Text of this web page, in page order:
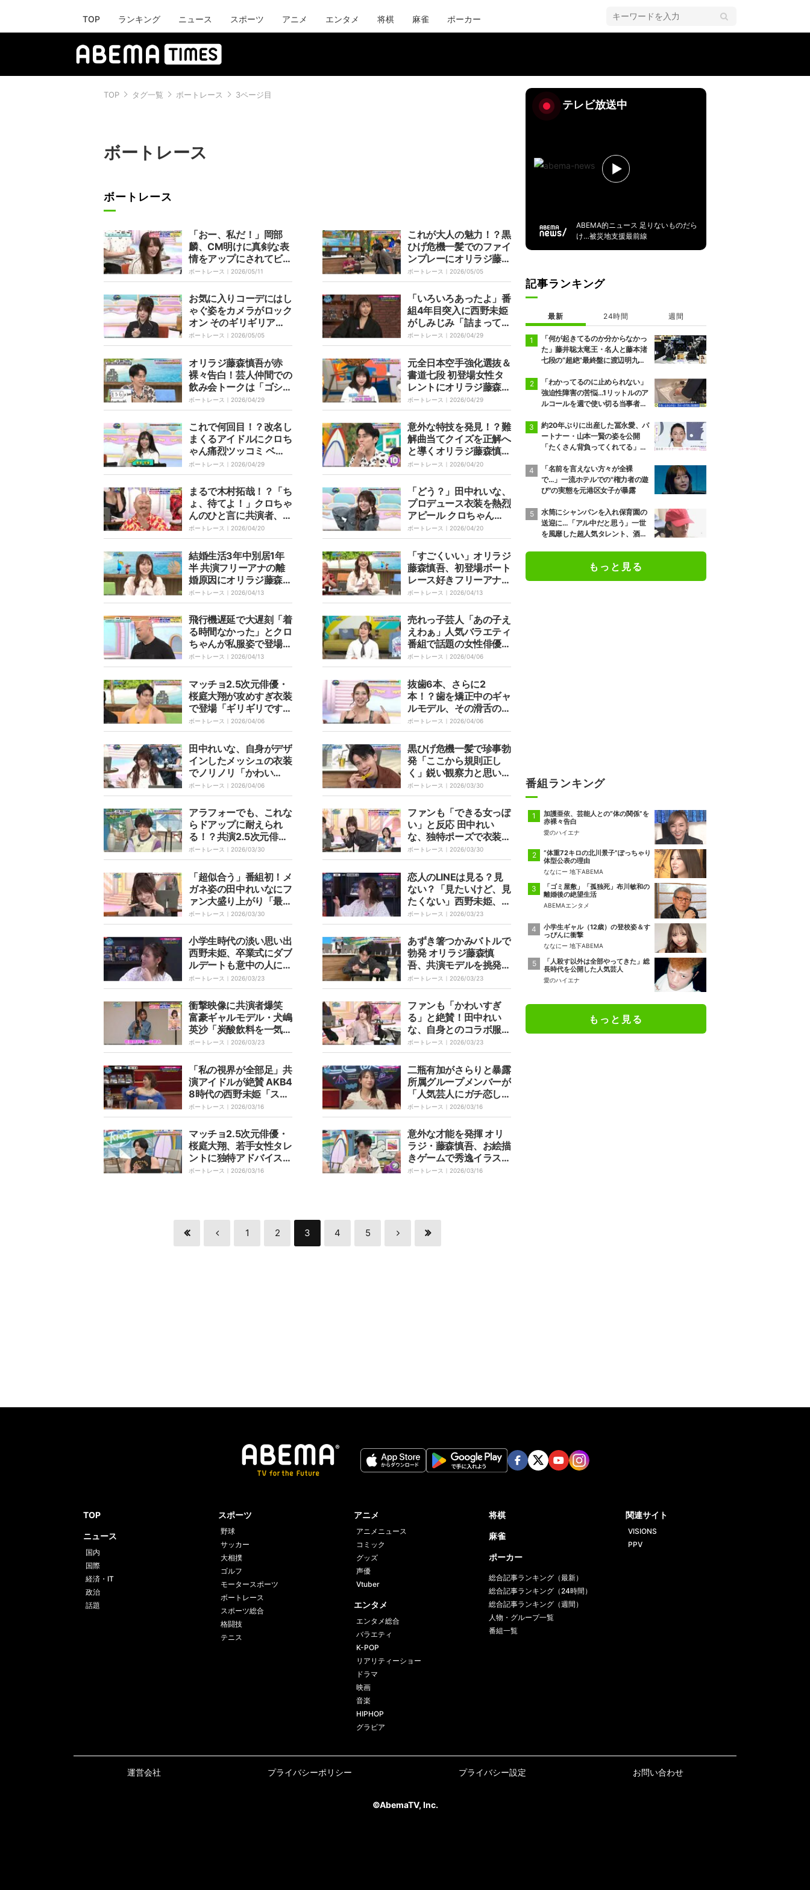
TOP ランキング ニュース スポーツ アニメ エンタメ 将棋 麻雀 ポーカー
TOP タグ一覧 ボートレース 3ページ目
ボートレース
ボートレース
「おー、私だ！」岡部
麟、CM明けに真剣な表
情をアップにされてビッ
クリ ファン「素敵な横
顔」
ボートレース｜ 2026/05/11
これが大人の魅力！？黒
ひげ危機一髪でのファイ
ンプレーにオリラジ藤森
慎吾ドヤ顔「40歳にし
か出せない味だぜ」
ボートレース｜ 2026/05/05
お気に入りコーデにはし
ゃぐ姿をカメラがロック
オン そのギリギリアン
グルに田中れいな「やば
くない？」
ボートレース｜ 2026/05/05
「いろいろあったよ」番
組4年目突入に西野未姫
がしみじみ「詰まってる
のよ。私の人生みたいな
ものが」
ボートレース｜ 2026/04/29
オリラジ藤森慎吾が赤
裸々告白！芸人仲間での
飲み会トークは「ゴシッ
プの話」
ボートレース｜ 2026/04/29
元全日本空手強化選抜＆
書道七段 初登場女性タ
レントにオリラジ藤森慎
吾も興味津々「文武両道
的なことを…」
ボートレース｜ 2026/04/29
これで何回目！？改名し
まくるアイドルにクロち
ゃん痛烈ツッコミ ベテ
ラン芸人も「犯罪おかし
てないのに？」
ボートレース｜ 2026/04/29
意外な特技を発見！？難
解曲当てクイズを正解へ
と導くオリラジ藤森慎吾
の笛ラムネ演奏「上手す
ぎる」
ボートレース｜ 2026/04/20
まるで木村拓哉！？「ち
ょ、待てよ！」クロちゃ
んのひと言に共演者、手
を叩いて大ウケ「全部飛
んだよ、今ので」
ボートレース｜ 2026/04/20
「どう？」田中れいな、
プロデュース衣装を熱烈
アピール クロちゃん
「今日のは特にかわいく
ない？」
ボートレース｜ 2026/04/20
結婚生活3年中別居1年
半 共演フリーアナの離
婚原因にオリラジ藤森慎
吾「夫婦っていろいろあ
りますから」
ボートレース｜ 2026/04/13
「すごくいい」オリラジ
藤森慎吾、初登場ボート
レース好きフリーアナの
特技「360度開脚」に
感心 ファンも「どうな
ってんだ」
ボートレース｜ 2026/04/13
飛行機遅延で大遅刻「着
る時間なかった」とクロ
ちゃんが私服姿で登場も
「地味」「クロちゃんぽ
くない」
ボートレース｜ 2026/04/13
売れっ子芸人「あの子え
えわぁ」人気バラエティ
番組で話題の女性俳優登
場でオリラジ藤森慎吾が
暴露
ボートレース｜ 2026/04/06
マッチョ2.5次元俳優・
桜庭大翔が攻めすぎ衣装
で登場「ギリギリです
わ」ファンも「パツパ
ツ」「筋肉すごい」とび
っくり
ボートレース｜ 2026/04/06
抜歯6本、さらに2
本！？歯を矯正中のギャ
ルモデル、その滑舌の悪
さにクロちゃん「ボビー
がしゃべってるのとあん
まり変わんない」
ボートレース｜ 2026/04/06
田中れいな、自身がデザ
インしたメッシュの衣装
でノリノリ「かわい
い！」「似合ってる」と
共演者絶賛
ボートレース｜ 2026/04/06
黒ひげ危機一髪で珍事勃
発「ここから規則正し
く」鋭い観察力と思いき
やオリラジ藤森慎吾まさ
かの不発で「うそだ
ろ！？」
ボートレース｜ 2026/03/30
アラフォーでも、これな
らドアップに耐えられ
る！？共演2.5次元俳優
の裏技にオリラジ・藤森
慎吾「鈴木その子さん以
来だよ」
ボートレース｜ 2026/03/30
ファンも「できる女っぽ
い」と反応 田中れい
な、独特ポーズで衣装と
美脚をアピール「セクシ
ーな女の人の服装」
ボートレース｜ 2026/03/30
「超似合う」番組初！メ
ガネ姿の田中れいなにフ
ァン大盛り上がり「最強
やな」
ボートレース｜ 2026/03/30
恋人のLINEは見る？見
ない？「見たいけど、見
たくない」西野未姫、そ
の理由は「浮気どうこう
じゃなくて…」
ボートレース｜ 2026/03/23
小学生時代の淡い思い出
西野未姫、卒業式にダブ
ルデートも意中の人に
「フラれたの」
ボートレース｜ 2026/03/23
あずき箸つかみバトルで
勃発 オリラジ藤森慎
吾、共演モデルを挑発も
実力差に土下座「私めが
愚かでございました」
ボートレース｜ 2026/03/23
衝撃映像に共演者爆笑
富豪ギャルモデル・犬嶋
英沙「炭酸飲料を一気飲
みして早口言葉」も豪快
ゲップ
ボートレース｜ 2026/03/23
ファンも「かわいすぎ
る」と絶賛！田中れい
な、自身とのコラボ服を
番組で熱烈アピール
ボートレース｜ 2026/03/23
「私の視界が全部足」共
演アイドルが絶賛 AKB4
8時代の西野未姫「スタ
イル良くて。めっちゃき
れいで」
ボートレース｜ 2026/03/16
二瓶有加がさらりと暴露
所属グループメンバーが
「人気芸人にガチ恋して
る」
ボートレース｜ 2026/03/16
マッチョ2.5次元俳優・
桜庭大翔、若手女性タレ
ントに独特アドバイス
「筋肉だけで芝居できる
ボートレース｜ 2026/03/16
意外な才能を発揮 オリ
ラジ・藤森慎吾、お絵描
きゲームで秀逸イラスト
作成「すばらしい」
ボートレース｜ 2026/03/16
1 2 3 4 5
テレビ放送中
ABEMA的ニュース 足りないものだら
け…被災地支援最前線
記事ランキング
最新 24時間 週間
「何が起きてるのか分からなかっ
た」藤井聡太竜王・名人と藤本渚
七段の“超絶”最終盤に渡辺明九段
ナメント2026
「わかってるのに止められない」
強迫性障害の苦悩…1リットルのア
ルコールを週で使い切る当事者
ある」
約20年ぶりに出産した冨永愛、パ
ートナー・山本一賢の姿を公開
「たくさん背負ってくれてる」感
「名前を言えない方々が全裸
で…」一流ホテルでの"権力者の遊
び"の実態を元港区女子が暴露
水筒にシャンパンを入れ保育園の
送迎に…「アル中だと思う」一世
を風靡した超人気タレント、酒漬
もっと見る
番組ランキング
加護亜依、芸能人との“体の関係”を
赤裸々告白
愛のハイエナ
“体重72キロの北川景子”ぽっちゃり
体型公表の理由
ななにー 地下ABEMA
「ゴミ屋敷」「孤独死」布川敏和の
離婚後の絶望生活
ABEMAエンタメ
小学生ギャル（12歳）の登校姿＆す
っぴんに衝撃
ななにー 地下ABEMA
「人殺す以外は全部やってきた」総
長時代を公開した人気芸人
愛のハイエナ
もっと見る
TOP
ニュース
国内
国際
経済・IT
政治
話題
スポーツ
野球
サッカー
大相撲
ゴルフ
モータースポーツ
ボートレース
スポーツ総合
格闘技
テニス
アニメ
アニメニュース
コミック
グッズ
声優
Vtuber
エンタメ
エンタメ総合
バラエティ
K-POP
リアリティーショー
ドラマ
映画
音楽
HIPHOP
グラビア
将棋
麻雀
ポーカー
総合記事ランキング（最新）
総合記事ランキング（24時間）
総合記事ランキング（週間）
人物・グループ一覧
番組一覧
関連サイト
VISIONS
PPV
運営会社 プライバシーポリシー プライバシー設定 お問い合わせ
©AbemaTV, Inc.